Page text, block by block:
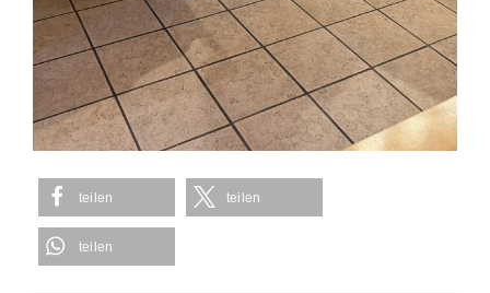
teilen teilen
teilen